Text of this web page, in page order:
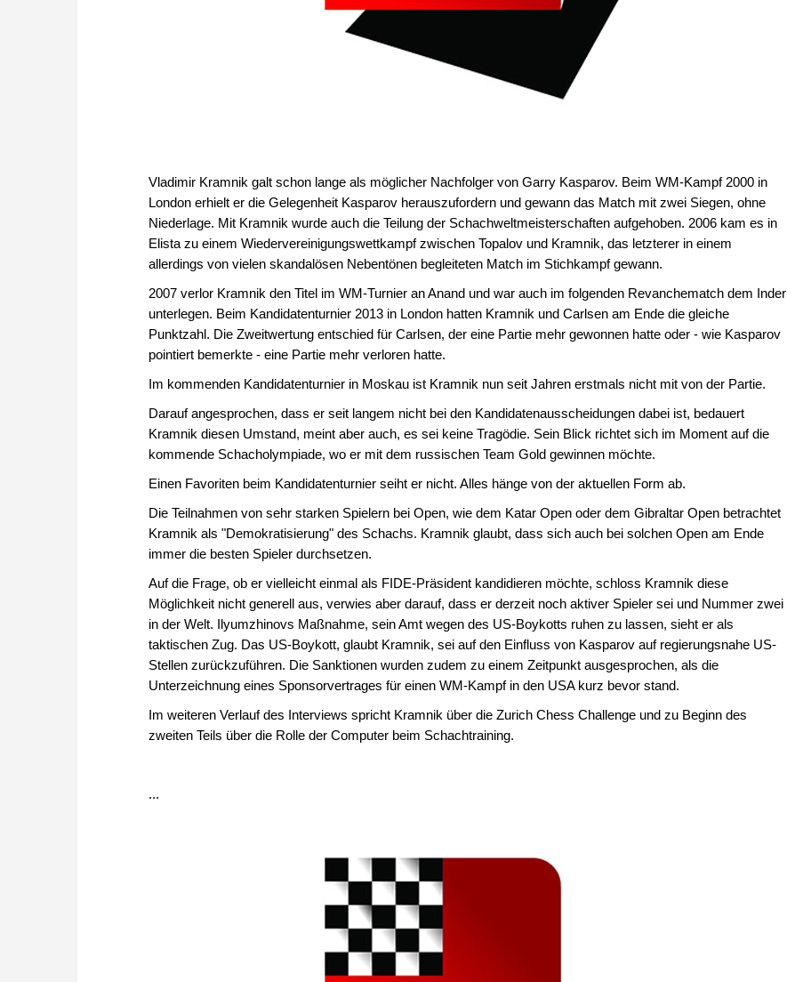
Vladimir Kramnik galt schon lange als möglicher Nachfolger von Garry Kasparov. Beim WM-Kampf 2000 in
London erhielt er die Gelegenheit Kasparov herauszufordern und gewann das Match mit zwei Siegen, ohne
Niederlage. Mit Kramnik wurde auch die Teilung der Schachweltmeisterschaften aufgehoben. 2006 kam es in
Elista zu einem Wiedervereinigungswettkampf zwischen Topalov und Kramnik, das letzterer in einem
allerdings von vielen skandalösen Nebentönen begleiteten Match im Stichkampf gewann.
2007 verlor Kramnik den Titel im WM-Turnier an Anand und war auch im folgenden Revanchematch dem Inder
unterlegen. Beim Kandidatenturnier 2013 in London hatten Kramnik und Carlsen am Ende die gleiche
Punktzahl. Die Zweitwertung entschied für Carlsen, der eine Partie mehr gewonnen hatte oder - wie Kasparov
pointiert bemerkte - eine Partie mehr verloren hatte.
Im kommenden Kandidatenturnier in Moskau ist Kramnik nun seit Jahren erstmals nicht mit von der Partie.
Darauf angesprochen, dass er seit langem nicht bei den Kandidatenausscheidungen dabei ist, bedauert
Kramnik diesen Umstand, meint aber auch, es sei keine Tragödie. Sein Blick richtet sich im Moment auf die
kommende Schacholympiade, wo er mit dem russischen Team Gold gewinnen möchte.
Einen Favoriten beim Kandidatenturnier seiht er nicht. Alles hänge von der aktuellen Form ab.
Die Teilnahmen von sehr starken Spielern bei Open, wie dem Katar Open oder dem Gibraltar Open betrachtet
Kramnik als "Demokratisierung" des Schachs. Kramnik glaubt, dass sich auch bei solchen Open am Ende
immer die besten Spieler durchsetzen.
Auf die Frage, ob er vielleicht einmal als FIDE-Präsident kandidieren möchte, schloss Kramnik diese
Möglichkeit nicht generell aus, verwies aber darauf, dass er derzeit noch aktiver Spieler sei und Nummer zwei
in der Welt. Ilyumzhinovs Maßnahme, sein Amt wegen des US-Boykotts ruhen zu lassen, sieht er als
taktischen Zug. Das US-Boykott, glaubt Kramnik, sei auf den Einfluss von Kasparov auf regierungsnahe US-
Stellen zurückzuführen. Die Sanktionen wurden zudem zu einem Zeitpunkt ausgesprochen, als die
Unterzeichnung eines Sponsorvertrages für einen WM-Kampf in den USA kurz bevor stand.
Im weiteren Verlauf des Interviews spricht Kramnik über die Zurich Chess Challenge und zu Beginn des
zweiten Teils über die Rolle der Computer beim Schachtraining.
...